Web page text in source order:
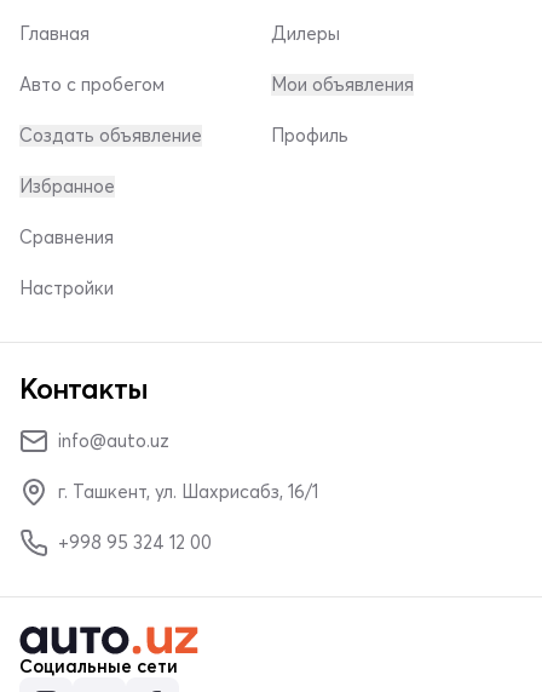
Главная
Авто с пробегом
Создать объявление
Дилеры
Мои объявления
Профиль
Избранное
Сравнения
Настройки
Контакты
info@auto.uz
г. Ташкент, ул. Шахрисабз, 16/1
+998 95 324 12 00
Социальные сети